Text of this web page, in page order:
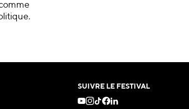
SUIVRE LE FESTIVAL